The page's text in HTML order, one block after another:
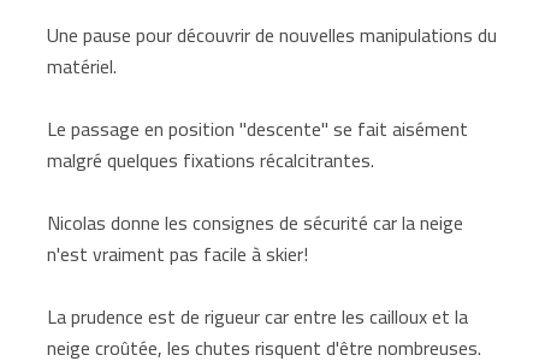
Une pause pour découvrir de nouvelles manipulations du
matériel.
Le passage en position "descente" se fait aisément
malgré quelques fixations récalcitrantes.
Nicolas donne les consignes de sécurité car la neige
n'est vraiment pas facile à skier!
La prudence est de rigueur car entre les cailloux et la
neige croûtée, les chutes risquent d'être nombreuses.